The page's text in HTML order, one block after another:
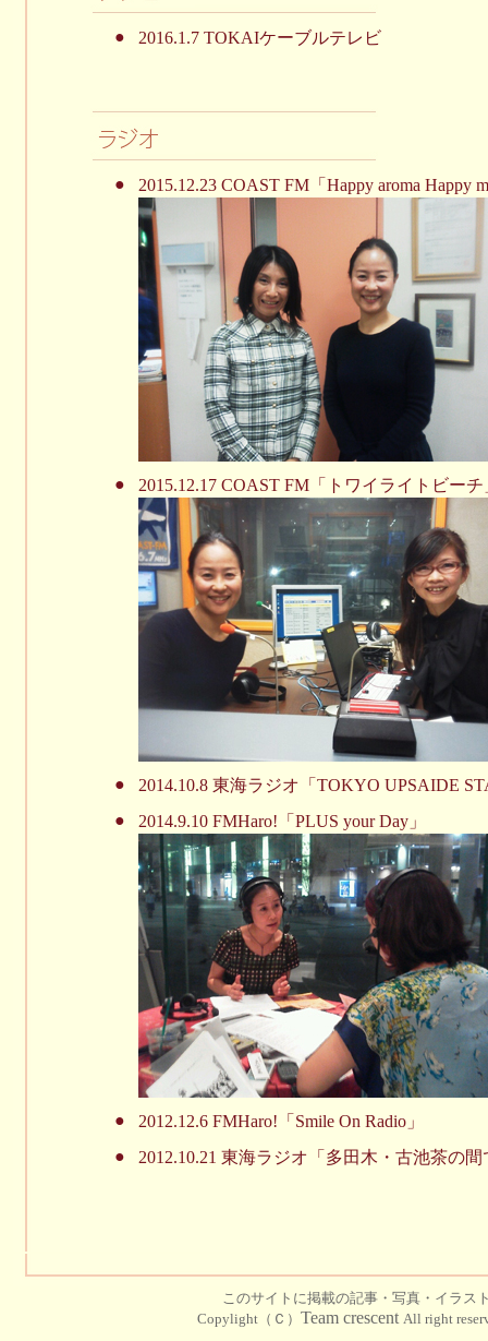
● 2016.1.7 TOKAIケーブルテレビ
● 2015.12.23 COAST FM「Happy aroma Happy
● 2015.12.17 COAST FM「トワイライトビーチ
●
2014.10.8 東海ラジオ「TOKYO UPSAIDE
●
2014.9.10 FMHaro!「PLUS your Day」
●
2012.12.6 FMHaro!「Smile On Radio」
●
2012.10.21 東海ラジオ「多田木・古池茶の
このサイトに掲載の記事・写真・イラス
Copylight（Ｃ） Team crescent All right